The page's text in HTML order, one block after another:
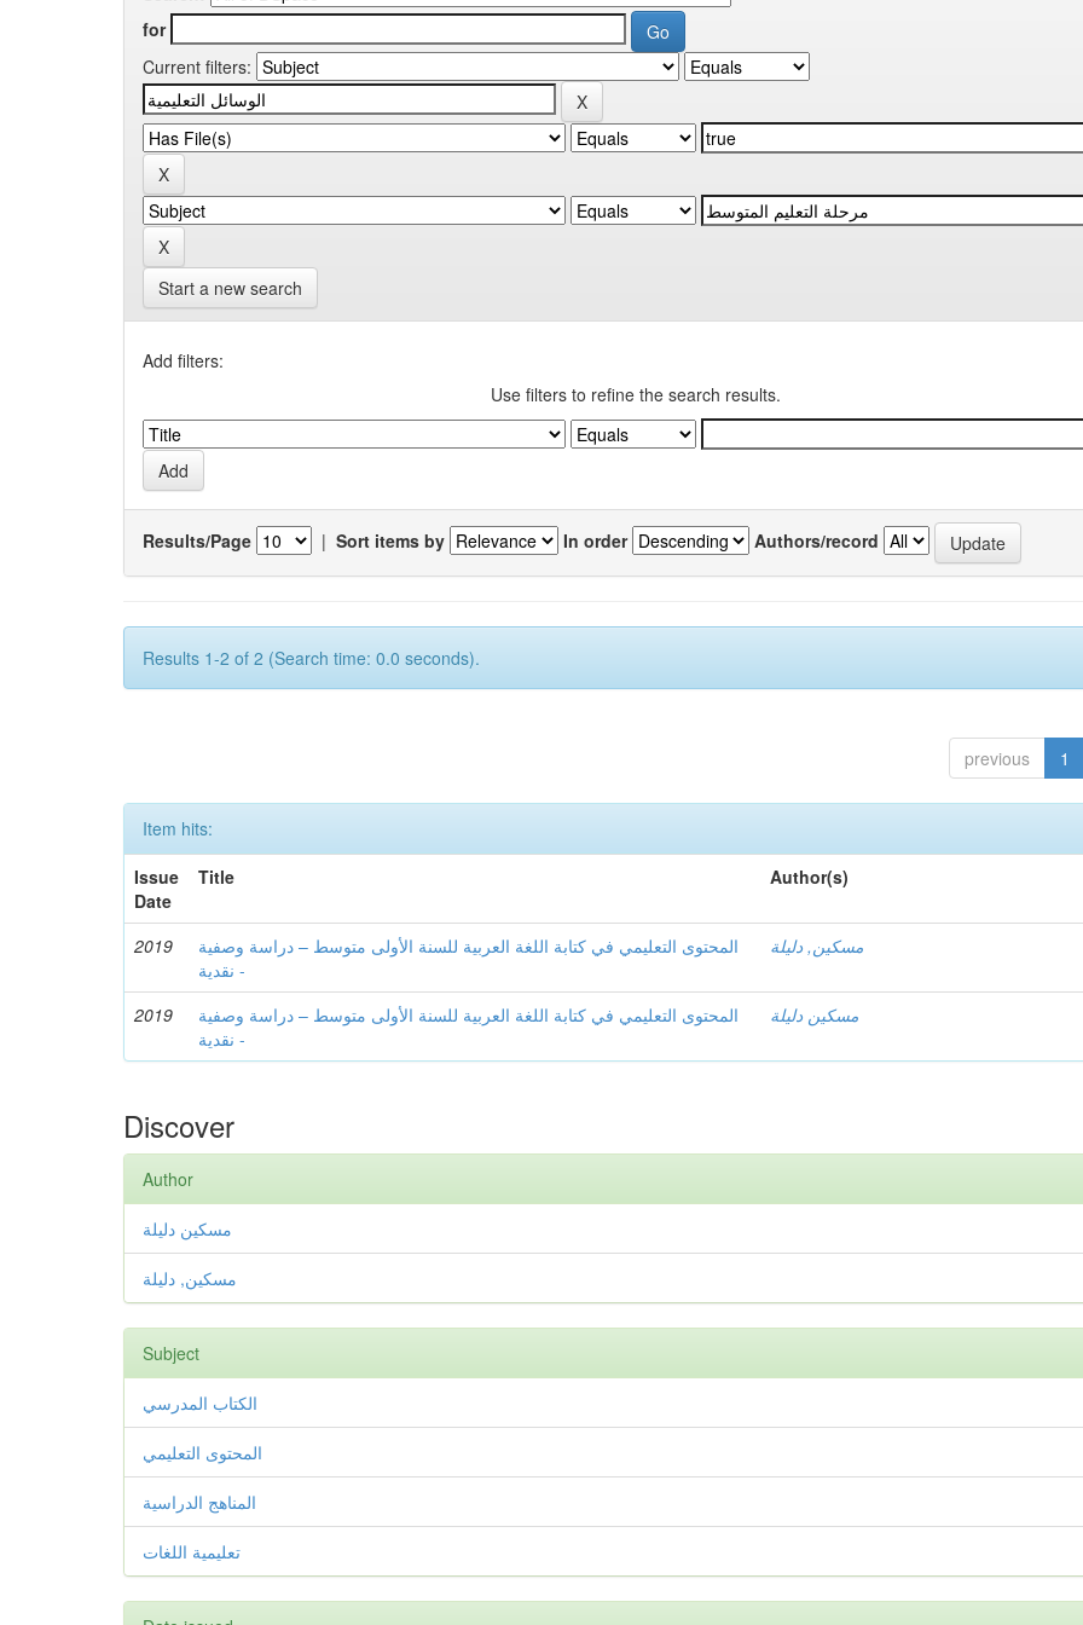
for
Current filters:
Start a new search
Add filters:
Use filters to refine the search results.
Results/Page | Sort items by In order Authors/record
Results 1-2 of 2 (Search time: 0.0 seconds).
previous 1
Item hits:
Issue
Date
Title Author(s)
2019
المحتوى التعليمي في كتابة اللغة العربية للسنة الأولى متوسط – دراسة وصفية
نقدية -
مسكين, دليلة
2019
المحتوى التعليمي في كتابة اللغة العربية للسنة الأولى متوسط – دراسة وصفية
نقدية -
مسكين دليلة
Discover
Author
مسكين دليلة
مسكين, دليلة
Subject
الكتاب المدرسي
المحتوى التعليمي
المناهج الدراسية
تعليمية اللغات